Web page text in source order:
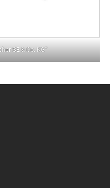
SE & Co. KG“